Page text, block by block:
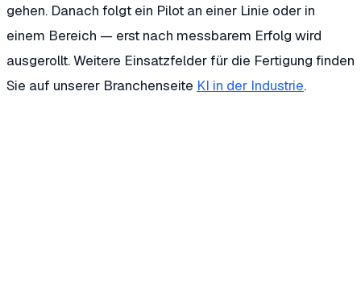
gehen. Danach folgt ein Pilot an einer Linie oder in
einem Bereich — erst nach messbarem Erfolg wird
ausgerollt. Weitere Einsatzfelder für die Fertigung finden
Sie auf unserer Branchenseite KI in der Industrie.